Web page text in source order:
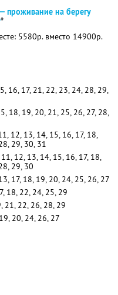
проживание на берегу
*
5580р. вместо 14900р.
16, 17, 21, 22, 23, 24, 28, 29,
18, 19, 20, 21, 25, 26, 27, 28,
12, 13, 14, 15, 16, 17, 18,
29, 30, 31
12, 13, 14, 15, 16, 17, 18,
29, 30
17, 18, 19, 20, 24, 25, 26, 27
18, 22, 24, 25, 29
21, 22, 26, 28, 29
20, 24, 26, 27